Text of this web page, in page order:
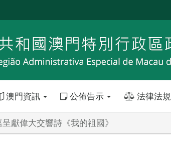
澳門資訊 公佈告示 法律法規
獻偉大交響詩《我的祖國》